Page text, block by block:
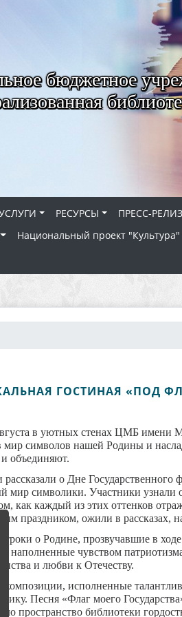
бюджетное
РЕСУРСЫ ПРЕСС-
Национальный проект "Культура"
ГОСТИНАЯ «ПОД
в уютных стенах ЦМБ имени
мир символов нашей Родины и
объединяют.
рассказали о Дне
мир символики. Участники узнали
как каждый из этих оттенков
праздником, ожили в рассказах,
строки о Родине, прозвучавшие в
наполненные чувством
и любви к Отечеству.
композиции, исполненные
Песня «Флаг моего
пространство библиотеки